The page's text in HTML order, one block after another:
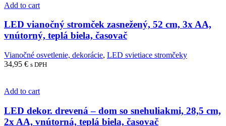
Add to cart
LED vianočný stromček zasnežený, 52 cm, 3x AA,
vnútorný, teplá biela, časovač
Vianočné osvetlenie, dekorácie, LED svietiace stromčeky
34,95 € s DPH
Add to cart
LED dekor. drevená – dom so snehuliakmi, 28,5 cm,
2x AA, vnútorná, teplá biela, časovač